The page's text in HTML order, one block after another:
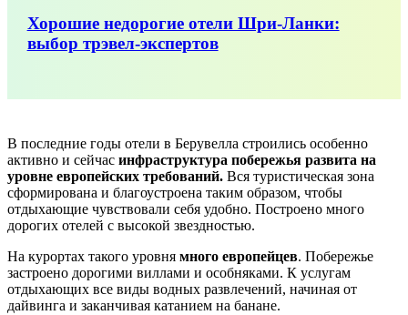
Хорошие недорогие отели Шри-Ланки:
выбор трэвел-экспертов
В последние годы отели в Берувелла строились особенно
активно и сейчас инфраструктура побережья развита на
уровне европейских требований. Вся туристическая зона
сформирована и благоустроена таким образом, чтобы
отдыхающие чувствовали себя удобно. Построено много
дорогих отелей с высокой звездностью.
На курортах такого уровня много европейцев. Побережье
застроено дорогими виллами и особняками. К услугам
отдыхающих все виды водных развлечений, начиная от
дайвинга и заканчивая катанием на банане.